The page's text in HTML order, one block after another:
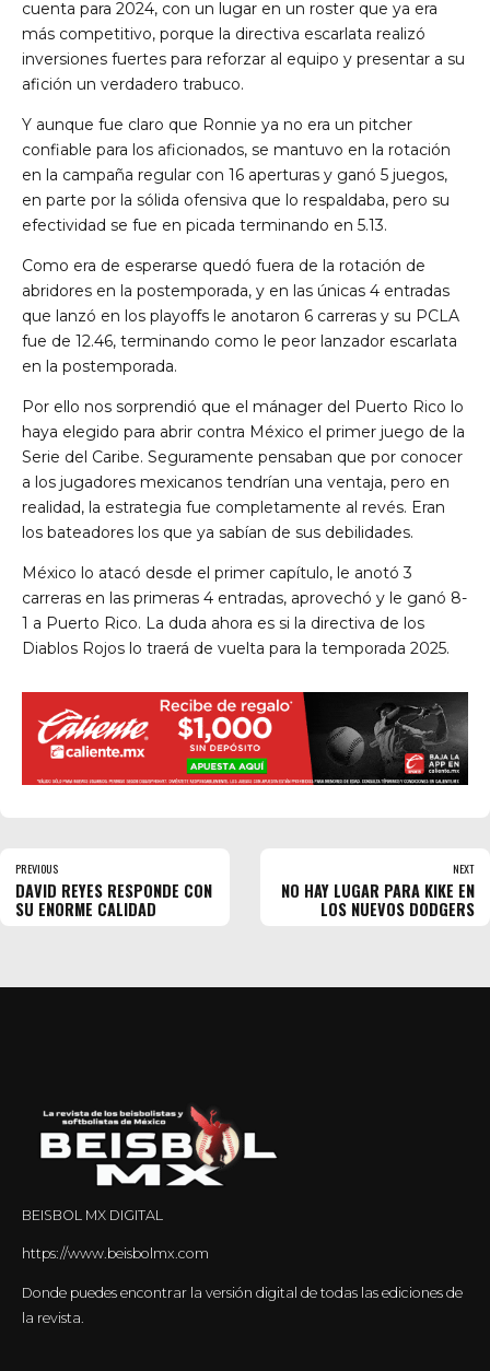
cuenta para 2024, con un lugar en un roster que ya era
más competitivo, porque la directiva escarlata realizó
inversiones fuertes para reforzar al equipo y presentar a su
afición un verdadero trabuco.
Y aunque fue claro que Ronnie ya no era un pitcher
confiable para los aficionados, se mantuvo en la rotación
en la campaña regular con 16 aperturas y ganó 5 juegos,
en parte por la sólida ofensiva que lo respaldaba, pero su
efectividad se fue en picada terminando en 5.13.
Como era de esperarse quedó fuera de la rotación de
abridores en la postemporada, y en las únicas 4 entradas
que lanzó en los playoffs le anotaron 6 carreras y su PCLA
fue de 12.46, terminando como le peor lanzador escarlata
en la postemporada.
Por ello nos sorprendió que el mánager del Puerto Rico lo
haya elegido para abrir contra México el primer juego de la
Serie del Caribe. Seguramente pensaban que por conocer
a los jugadores mexicanos tendrían una ventaja, pero en
realidad, la estrategia fue completamente al revés. Eran
los bateadores los que ya sabían de sus debilidades.
México lo atacó desde el primer capítulo, le anotó 3
carreras en las primeras 4 entradas, aprovechó y le ganó 8-
1 a Puerto Rico. La duda ahora es si la directiva de los
Diablos Rojos lo traerá de vuelta para la temporada 2025.
PREVIOUS
DAVID REYES RESPONDE CON
SU ENORME CALIDAD
NEXT
NO HAY LUGAR PARA KIKE EN
LOS NUEVOS DODGERS
BEISBOL MX DIGITAL
https://www.beisbolmx.com
Donde puedes encontrar la versión digital de todas las ediciones de
la revista.